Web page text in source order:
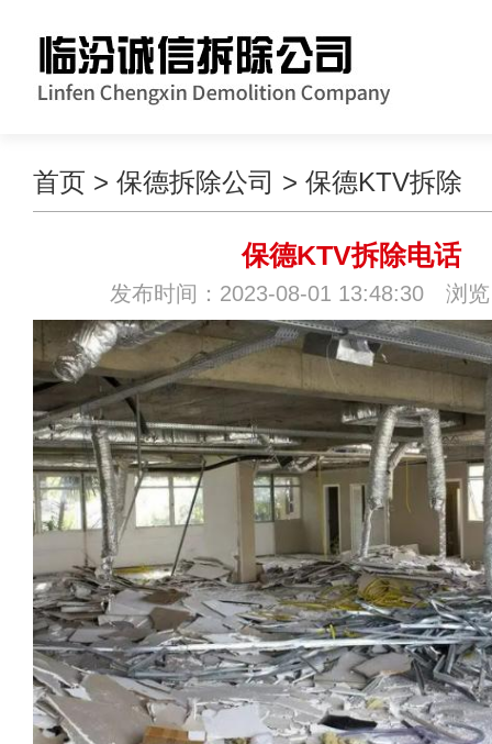
首页 > 保德拆除公司 > 保德KTV拆除
保德KTV拆除电话
发布时间：2023-08-01 13:48:30 浏览